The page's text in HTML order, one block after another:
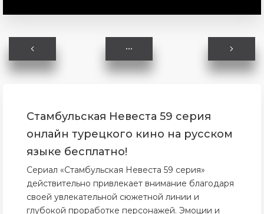
Стамбульская Невеста 59 серия
онлайн турецкого кино на русском
языке бесплатно!
Сериал «Стамбульская Невеста 59 серия»
действительно привлекает внимание благодаря
своей увлекательной сюжетной линии и
глубокой проработке персонажей. Эмоции и